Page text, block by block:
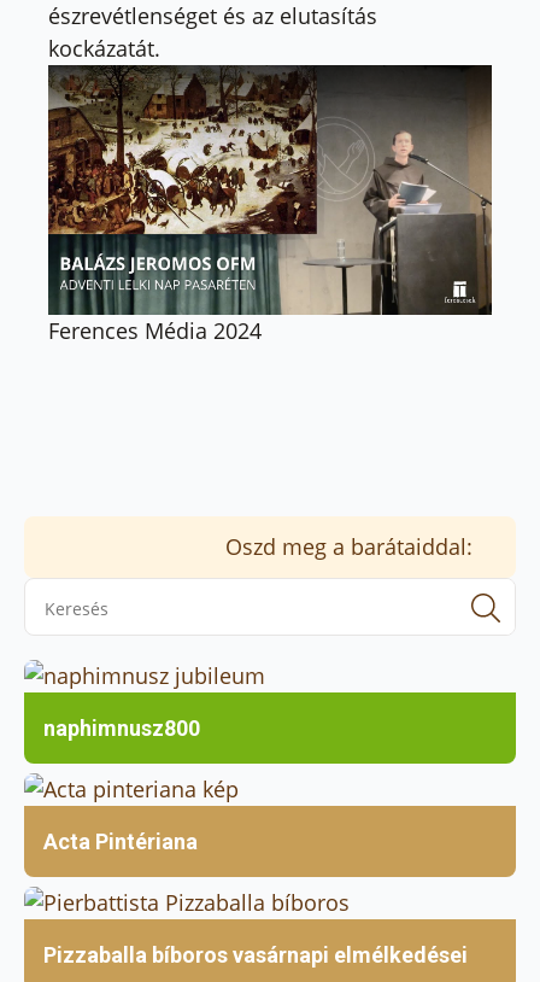
észrevétlenséget és az elutasítás
kockázatát.
Ferences Média 2024
Oszd meg a barátaiddal:
naphimnusz800
Acta Pintériana
Pizzaballa bíboros vasárnapi elmélkedései